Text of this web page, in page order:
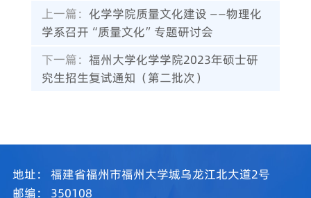
上一篇：化学学院质量文化建设 ——物理化
学系召开“质量文化”专题研讨会
下一篇：福州大学化学学院2023年硕士研
究生招生复试通知（第二批次）
地址：
福建省福州市福州大学城乌龙江北大道2号
邮编：
350108